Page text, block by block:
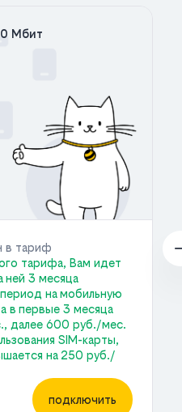
Мбит
в тариф
тарифа, Вам идет
ней 3 месяца
на мобильную
в первые 3 месяца
далее 600 руб./мес.
SIM-карты,
на 250 руб./
подключить